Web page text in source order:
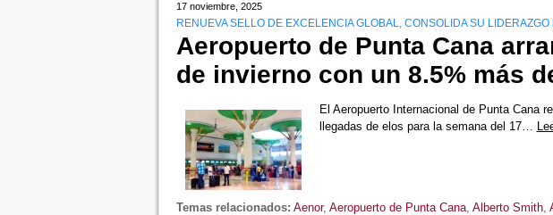
17 noviembre, 2025
RENUEVA SELLO DE EXCELENCIA GLOBAL, CONSOLIDA SU
Aeropuerto de Punta Cana
de invierno con un 8.5% más
El Aeropuerto Internacional de Punta Cana
llegadas de elos para la semana del 17…
Temas relacionados: Aenor, Aeropuerto de Punta Cana, Alberto Smith,